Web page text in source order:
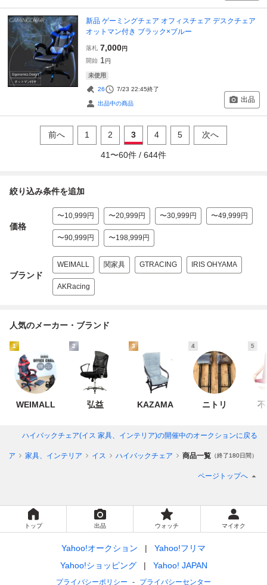
新品 ゲーミングチェア オフィスチェア デスクチェア
オットマン付き ブラック×ブルー
落札 7,000円
開始 1 円
未使用
26 7/23 22:45終了
出品中の商品 出品
前へ 1 2 3 4 5 次へ
41 〜60件 / 644件
絞り込み条件を追加
価格
〜10,999円 〜20,999円 〜30,999円 〜49,999円
〜90,999円 〜198,999円
ブランド
WEIMALL 関家具 GTRACING IRIS OHYAMA
AKRacing
人気のメーカー・ブランド
1
WEIMALL
2
弘益
3
KAZAMA
4
ニトリ
5
ハイバックチェア(イス 家具、インテリア)の開催中のオークションに戻る
ア 家具、インテリア イス ハイバックチェア 商品一覧 （終了180日間）
ページトップへ
トップ 出品 ウォッチ マイオク
Yahoo!オークション
Yahoo!フリマ
Yahoo!ショッピング
Yahoo! JAPAN
プライバシーポリシー プライバシーセンター